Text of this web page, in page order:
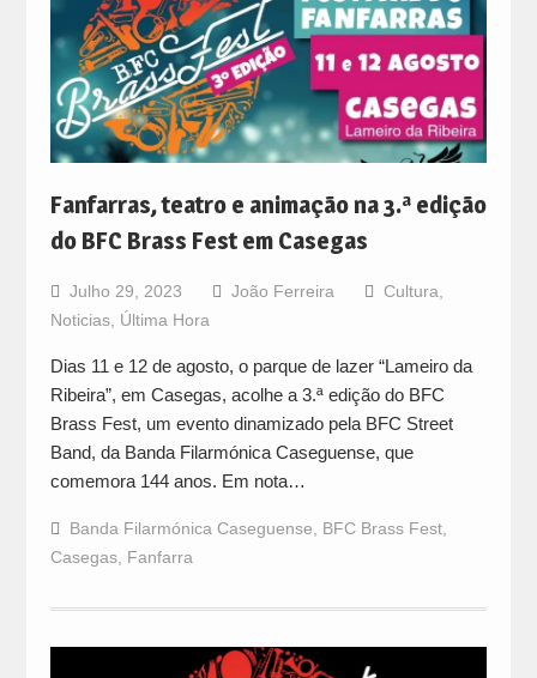
Fanfarras, teatro e animação na 3.ª edição
do BFC Brass Fest em Casegas
Julho 29, 2023 João Ferreira Cultura
Noticias, Última Hora
Dias 11 e 12 de agosto, o parque de lazer “Lameiro da
Ribeira”, em Casegas, acolhe a 3.ª edição do BFC
Brass Fest, um evento dinamizado pela BFC Street
Band, da Banda Filarmónica Caseguense, que
comemora 144 anos. Em nota…
Banda Filarmónica Caseguense BFC Brass Fest,
Casegas, Fanfarra